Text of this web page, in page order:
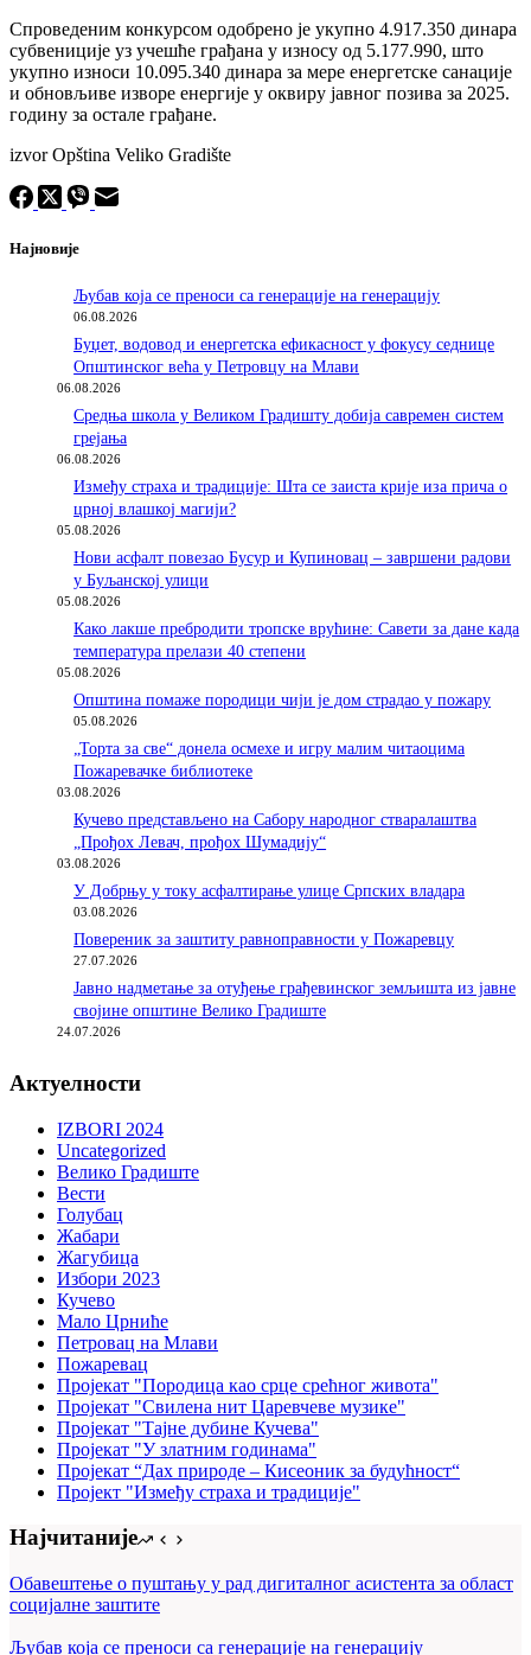
Спроведеним конкурсом одобрено је укупно 4.917.350 динара
субвениције уз учешће грађана у износу од 5.177.990, што
укупно износи 10.095.340 динара за мере енергетске санације
и обновљиве изворе енергије у оквиру јавног позива за 2025.
годину за остале грађане.
izvor Opština Veliko Gradište
Најновије
Љубав која се преноси са генерације на генерацију
06.08.2026
Буџет, водовод и енергетска ефикасност у фокусу седнице
Општинског већа у Петровцу на Млави
06.08.2026
Средња школа у Великом Градишту добија савремен систем
грејања
06.08.2026
Између страха и традиције: Шта се заиста крије иза прича о
црној влашкој магији?
05.08.2026
Нови асфалт повезао Бусур и Купиновац – завршени радови
у Буљанској улици
05.08.2026
Како лакше пребродити тропске врућине: Савети за дане када
температура прелази 40 степени
05.08.2026
Општина помаже породици чији је дом страдао у пожару
05.08.2026
„Торта за све“ донела осмехе и игру малим читаоцима
Пожаревачке библиотеке
03.08.2026
Кучево представљено на Сабору народног стваралаштва
„Прођох Левач, прођох Шумадију“
03.08.2026
У Добрњу у току асфалтирање улице Српских владара
03.08.2026
Повереник за заштиту равноправности у Пожаревцу
27.07.2026
Јавно надметање за отуђење грађевинског земљишта из јавне
својине општине Велико Градиште
24.07.2026
Актуелности
IZBORI 2024
Uncategorized
Велико Градиште
Вести
Голубац
Жабари
Жагубица
Избори 2023
Кучево
Мало Црниће
Петровац на Млави
Пожаревац
Пројекат "Породица као срце срећног живота"
Пројекат "Свилена нит Царевчеве музике"
Пројекат "Тајне дубине Кучева"
Пројекат "У златним годинама"
Пројекат “Дах природе – Кисеоник за будућност“
Пројект "Између страха и традиције"
Најчитаније
Обавештење о пуштању у рад дигиталног асистента за област
социјалне заштите
Љубав која се преноси са генерације на генерацију